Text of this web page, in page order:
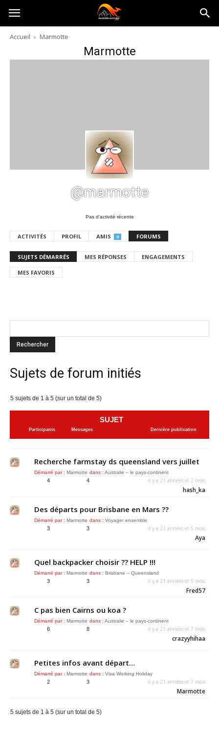
Australia-
australie.com
Accueil Marmotte
Marmotte
@marmotte
Pas d’activité récente
ACTIVITÉS PROFIL AMIS 0 FORUMS
SUJETS DÉMARRÉS MES RÉPONSES ENGAGEMENTS
MES FAVORIS
Sujets de forum initiés
5 sujets de 1 à 5 (sur un total de 5)
SUJET
Participants Messages Dernière publication
Recherche farmstay ds queensland vers juillet
Démarré par : Marmotte dans : Australie – le pays-continent
4 4 il y a 21 années et 2 mois
hash_ka
Des départs pour Brisbane en Mars ??
Démarré par : Marmotte dans : Voyager ensemble
3 3 il y a 21 années et 5 mois
Aya
Quel backpacker choisir ?? HELP !!!
Démarré par : Marmotte dans : Brisbane – Queensland
3 3 il y a 21 années et 5 mois
Fred57
C pas bien Cairns ou koa ?
Démarré par : Marmotte dans : Australie – le pays-continent
6 8 il y a 21 années et 7 mois
crazyyhihaa
Petites infos avant départ…
Démarré par : Marmotte dans : Visa Working Holiday
2 3 il y a 21 années et 7 mois
Marmotte
5 sujets de 1 à 5 (sur un total de 5)